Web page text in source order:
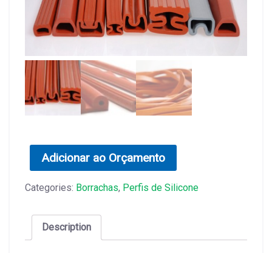
Adicionar ao Orçamento
Categories: Borrachas, Perfis de Silicone
Description